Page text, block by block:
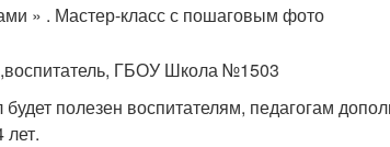
» . Мастер-класс с пошаговым фото
ГБОУ Школа №1503
полезен воспитателям, педагогам
лет.